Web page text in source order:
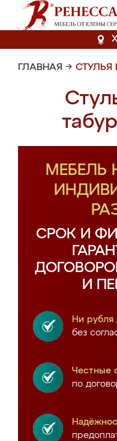
ГЛАВНАЯ → СТУЛЬЯ
МЕБЕЛЬ
СРОК И
И
Ни рубля
без
Честные
по